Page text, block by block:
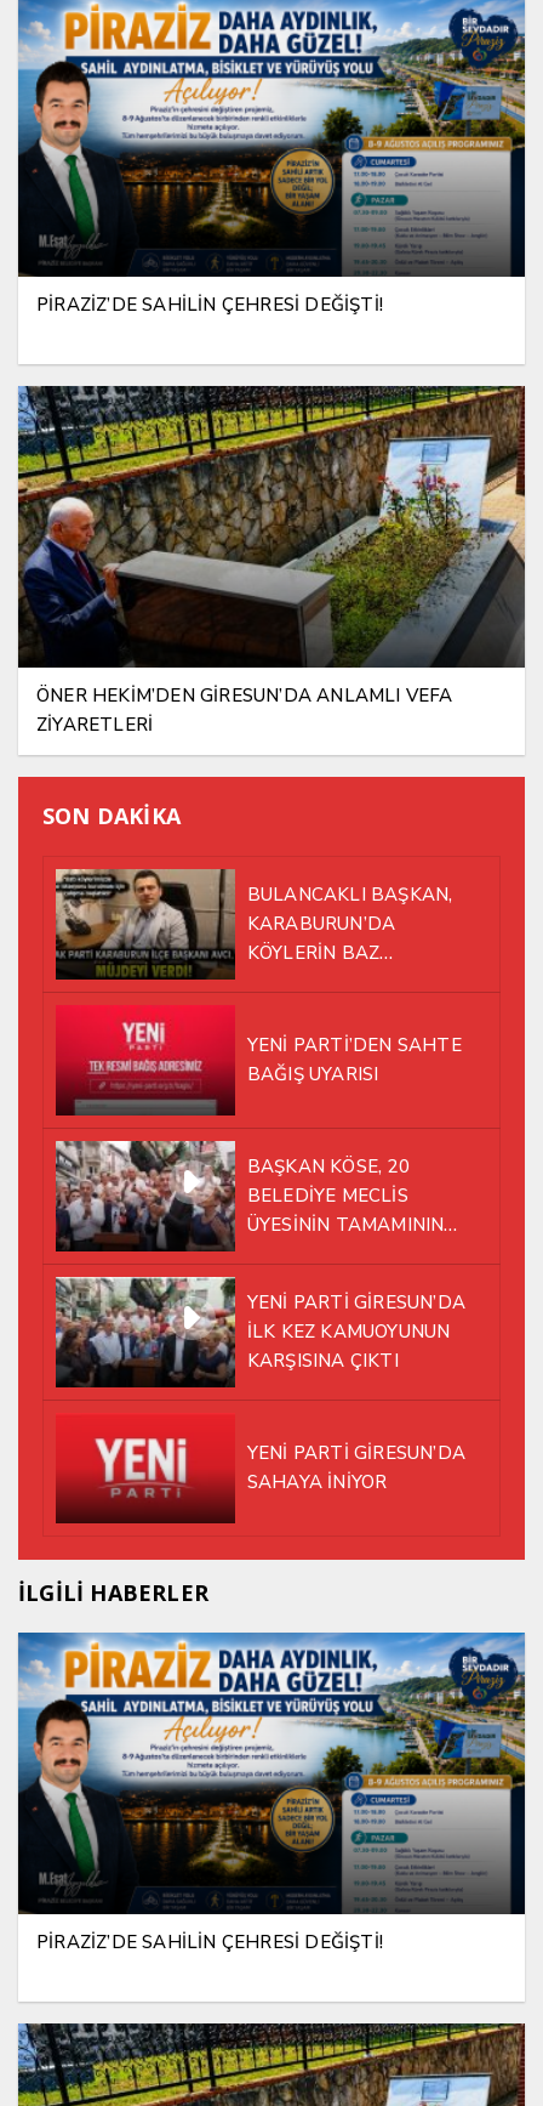
PİRAZİZ’DE SAHİLİN ÇEHRESİ DEĞİŞTİ!
ÖNER HEKİM’DEN GİRESUN’DA ANLAMLI VEFA
ZİYARETLERİ
SON DAKİKA
BULANCAKLI BAŞKAN,
KARABURUN’DA
KÖYLERİN BAZ
YENİ PARTİ’DEN SAHTE
BAĞIŞ UYARISI
BAŞKAN KÖSE, 20
BELEDİYE MECLİS
ÜYESİNİN TAMAMININ
YÜRÜMEYE KARAR VERDİK
YENİ PARTİ GİRESUN’DA
İLK KEZ KAMUOYUNUN
KARŞISINA ÇIKTI
YENİ PARTİ GİRESUN’DA
SAHAYA İNİYOR
İLGİLİ HABERLER
PİRAZİZ’DE SAHİLİN ÇEHRESİ DEĞİŞTİ!